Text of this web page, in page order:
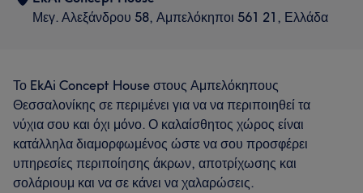
Μεγ. Αλεξάνδρου 58, Αμπελόκηποι 561 21, Ελλάδα
Το EkAi Concept House στους Αμπελόκηπους
Θεσσαλονίκης σε περιμένει για να να περιποιηθεί τα
νύχια σου και όχι μόνο. Ο καλαίσθητος χώρος είναι
κατάλληλα διαμορφωμένος ώστε να σου προσφέρει
υπηρεσίες περιποίησης άκρων, αποτρίχωσης και
σολάριουμ και να σε κάνει να χαλαρώσεις.